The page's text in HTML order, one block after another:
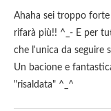
Ahaha sei troppo
rifarà più!! ^_- E per
che l'unica da seguire
Un bacione e
"risaldata" ^_^